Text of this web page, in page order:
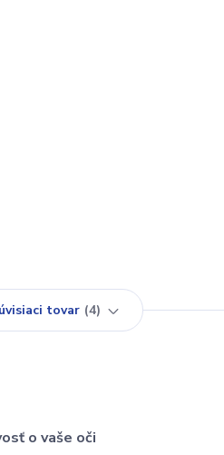
tovar 4
o vaše oči